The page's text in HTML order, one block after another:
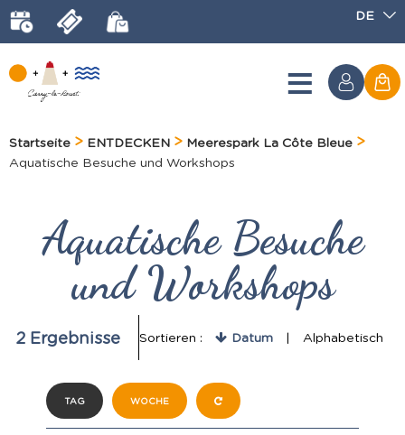
DE
Startseite ENTDECKEN
Meerespark La Côte Bleue
Aquatische Besuche und Workshops
Aquatische Besuche
und Workshops
2Ergebnisse Sortieren : Datum Alphabetisch
TAG WOCHE